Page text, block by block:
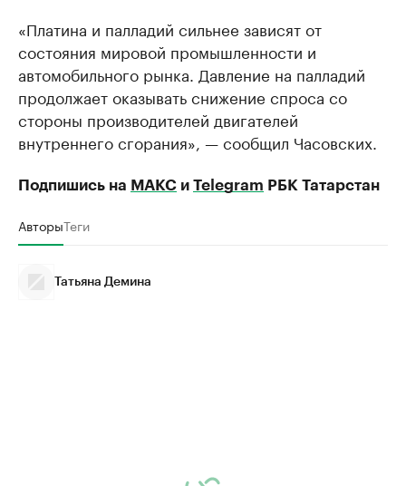
«Платина и палладий сильнее зависят от
состояния мировой промышленности и
автомобильного рынка. Давление на палладий
продолжает оказывать снижение спроса со
стороны производителей двигателей
внутреннего сгорания», — сообщил Часовских.
Подпишись на МАКС и Telegram РБК Татарстан
АвторыТеги
Татьяна Демина